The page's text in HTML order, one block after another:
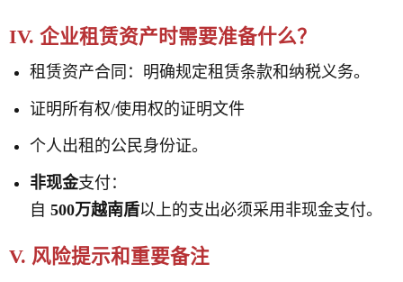
IV. 企业租赁资产时需要准备什么？
租赁资产合同：明确规定租赁条款和纳税义务。
证明所有权/使用权的证明文件
个人出租的公民身份证。
非现金支付：
自500万越南盾以上的支出必须采用非现金支付。
V. 风险提示和重要备注